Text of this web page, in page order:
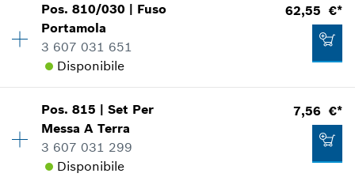
236,72 €*
*Inclusa IVA
Aggiungere al carrello
Disponibilità 1
Gruppo prezzo
Informazioni parti di ricambio
Applicazione del ricambio
Mostrare nell'illustrazione
Pos.810/030 | Fuso
Portamola
3 607 031 651
Disponibile
62,55 €*
Disponibilità 1
Gruppo prezzo
Informazioni parti di ricambio
Applicazione del ricambio
Pos.815 |Set Per
Messa A Terra
3 607 031 299
Disponibile
7,56 €*